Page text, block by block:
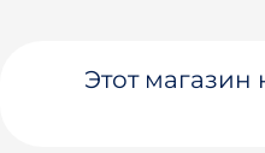
Этот магазин